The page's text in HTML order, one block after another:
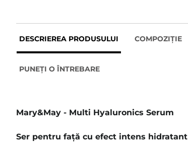
DESCRIEREA PRODUSULUI COMPOZIȚIE
PUNEȚI O ÎNTREBARE
Mary&May - Multi Hyaluronics Serum
Ser pentru față cu efect intens hidratant